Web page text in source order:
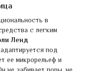
в
с легким
Ленд
под
ее микрорельеф и
не забивает поры, не